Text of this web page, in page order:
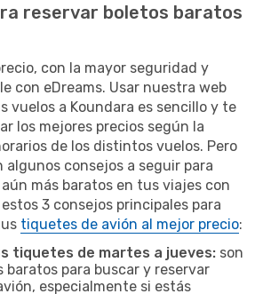
reservar boletos baratos
con la mayor seguridad y
con eDreams. Usar nuestra web
vuelos a Koundara es sencillo y te
los mejores precios según la
de los distintos vuelos. Pero
algunos consejos a seguir para
más baratos en tus viajes con
3 consejos principales para
tiquetes de avión al mejor precio:
tiquetes de martes a jueves: son
baratos para buscar y reservar
especialmente si estás